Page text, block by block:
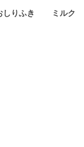
しりふき ミルク